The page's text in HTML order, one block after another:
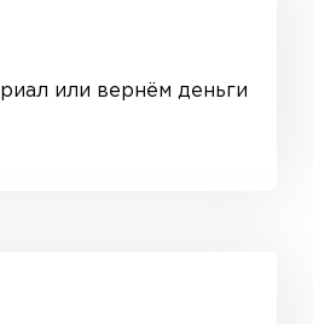
или вернём деньги